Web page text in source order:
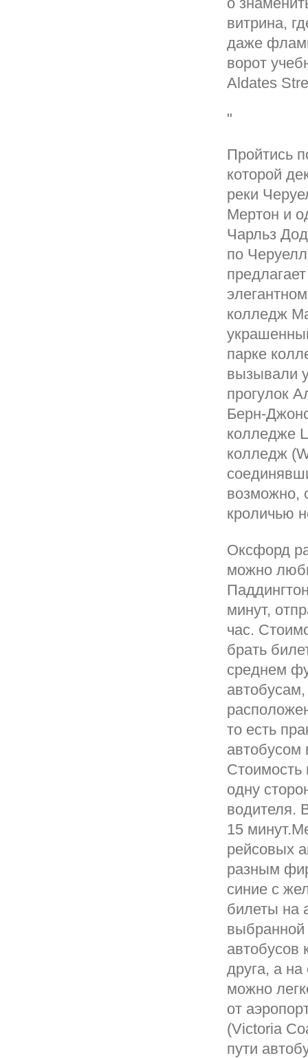
витрина,
даже
ворот
Aldates
"
Пройтись
которой
реки
Мертон и
Чарльз
по
колледж
парке
вызывали
прогулок
Берн-
колледже
колледж
возможно,
кроличью
Оксфорд
можно
минут,
час.
брать
среднем
то есть
автобусом
Стоимость
одну
водителя.
15
рейсовых
разным
синие с
билеты на
выбранной
автобусов
друга, а на
можно
от
(Victoria
пути